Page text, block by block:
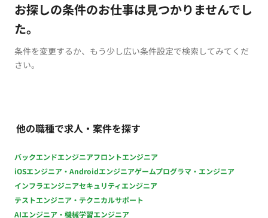
お探しの条件のお仕事は見つかりませんでし
た。
条件を変更するか、もう少し広い条件設定で検索してみてくだ
さい。
他の職種で求人・案件を探す
バックエンドエンジニアフロントエンジニア
iOSエンジニア・Androidエンジニアゲームプログラマ・エンジニア
インフラエンジニアセキュリティエンジニア
テストエンジニア・テクニカルサポート
AIエンジニア・機械学習エンジニア